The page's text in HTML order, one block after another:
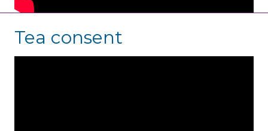
Tea consent